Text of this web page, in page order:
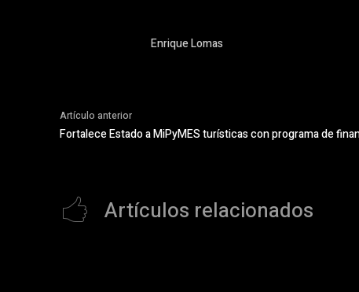
Enrique Lomas
Artículo anterior
Fortalece Estado a MiPyMES turísticas con programa de
Artículos relacionados